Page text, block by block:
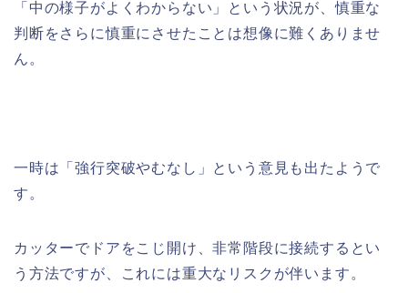
「中の様子がよくわからない」という状況が、慎重な
判断をさらに慎重にさせたことは想像に難くありませ
ん。
一時は「強行突破やむなし」という意見も出たようで
す。
カッターでドアをこじ開け、非常階段に接続するとい
う方法ですが、これには重大なリスクが伴います。